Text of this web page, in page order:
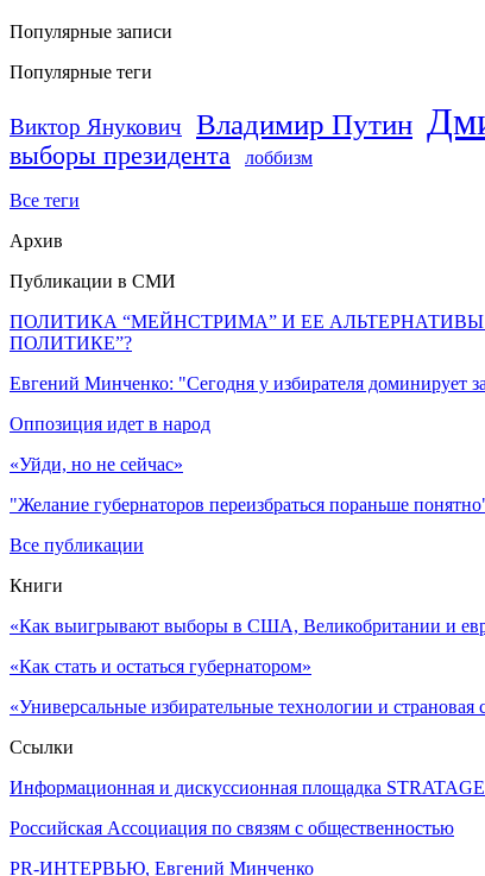
Популярные записи
Популярные теги
Виктор Янукович Владимир Путин
выборы президента лоббизм
Все теги
Архив
Публикации в СМИ
ПОЛИТИКА “МЕЙНСТРИМА” И ЕЕ
ПОЛИТИКЕ”?
Евгений Минченко: "Сегодня у избирателя доминирует
Оппозиция идет в народ
«Уйди, но не сейчас»
"Желание губернаторов переизбраться пораньше
Все публикации
Книги
«Как выигрывают выборы в США, Великобритании и
«Как стать и остаться губернатором»
«Универсальные избирательные технологии и
Ссылки
Информационная и дискуссионная площадка
Российская Ассоциация по связям с общественностью
PR-ИНТЕРВЬЮ, Евгений Минченко